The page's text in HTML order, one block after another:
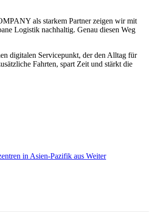
als starkem Partner zeigen wir mit
Logistik nachhaltig. Genau diesen Weg
digitalen Servicepunkt, der den Alltag für
Fahrten, spart Zeit und stärkt die
in Asien-Pazifik aus Weiter